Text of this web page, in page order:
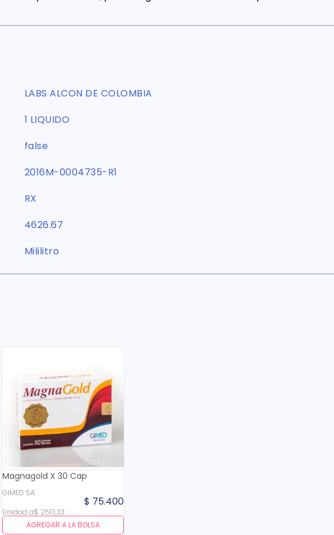
LABS ALCON DE COLOMBIA
1 LIQUIDO
false
2016M-0004735-R1
RX
4626.67
Mililitro
Magnagold X 30 Cap
GIMED SA
$ 75.400
Unidad a$ 2513,33
AGREGAR A LA BOLSA